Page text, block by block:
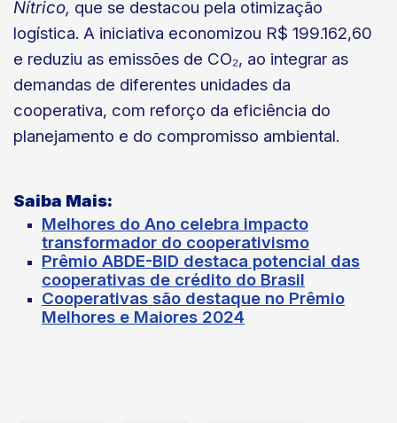
Nítrico, que se destacou pela otimização
logística. A iniciativa economizou R$ 199.162,60
e reduziu as emissões de CO₂, ao integrar as
demandas de diferentes unidades da
cooperativa, com reforço da eficiência do
planejamento e do compromisso ambiental.
Saiba Mais:
Melhores do Ano celebra impacto
transformador do cooperativismo
Prêmio ABDE-BID destaca potencial das
cooperativas de crédito do Brasil
Cooperativas são destaque no Prêmio
Melhores e Maiores 2024